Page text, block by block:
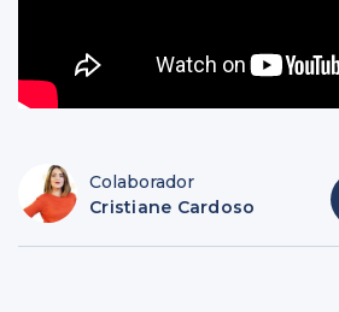
Colaborador
Cristiane Cardoso